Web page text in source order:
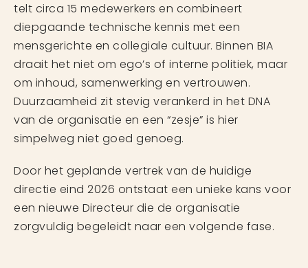
telt circa 15 medewerkers en combineert
diepgaande technische kennis met een
mensgerichte en collegiale cultuur. Binnen BIA
draait het niet om ego’s of interne politiek, maar
om inhoud, samenwerking en vertrouwen.
Duurzaamheid zit stevig verankerd in het DNA
van de organisatie en een “zesje” is hier
simpelweg niet goed genoeg.
Door het geplande vertrek van de huidige
directie eind 2026 ontstaat een unieke kans voor
een nieuwe Directeur die de organisatie
zorgvuldig begeleidt naar een volgende fase.